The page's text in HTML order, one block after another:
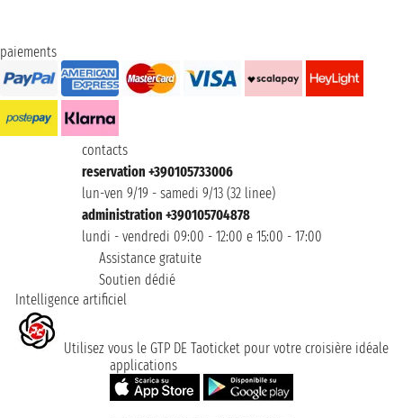
paiements
contacts
reservation +390105733006
lun-ven 9/19 - samedi 9/13 (32 linee)
administration +390105704878
lundi - vendredi 09:00 - 12:00 e 15:00 - 17:00
Assistance gratuite
Soutien dédié
Intelligence artificiel
Utilisez vous le GTP DE Taoticket pour votre croisière idéale
applications